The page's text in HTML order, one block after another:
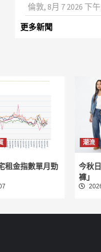
倫敦, 8月 7 2026 下
更多新聞
租金指數單月勁
潮流
今秋
褲」